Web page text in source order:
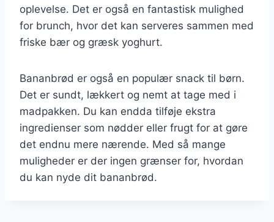
oplevelse. Det er også en fantastisk mulighed
for brunch, hvor det kan serveres sammen med
friske bær og græsk yoghurt.
Bananbrød er også en populær snack til børn.
Det er sundt, lækkert og nemt at tage med i
madpakken. Du kan endda tilføje ekstra
ingredienser som nødder eller frugt for at gøre
det endnu mere nærende. Med så mange
muligheder er der ingen grænser for, hvordan
du kan nyde dit bananbrød.